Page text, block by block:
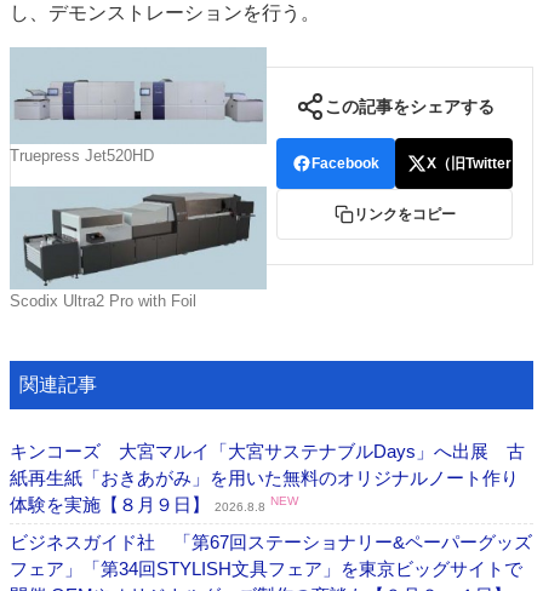
し、デモンストレーションを行う。
Truepress Jet520HD
Scodix Ultra2 Pro with Foil
この記事をシェアする
Facebook X（旧Twitter）
リンクをコピー
関連記事
キンコーズ 大宮マルイ「大宮サステナブルDays」へ出展 古
紙再生紙「おきあがみ」を用いた無料のオリジナルノート作り
体験を実施【８月９日】
2026.8.8 NEW
ビジネスガイド社 「第67回ステーショナリー&ペーパーグッズ
フェア」「第34回STYLISH文具フェア」を東京ビッグサイトで